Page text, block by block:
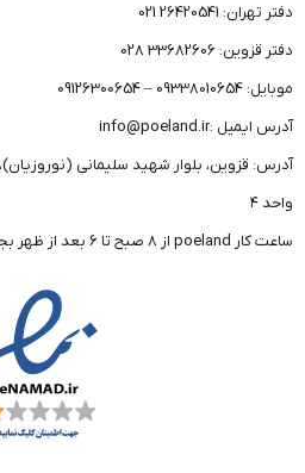
دفتر تهران: 26420541 021
دفتر قزوین: 33682606 028
موبایل: 09338010654 – 09126300654
آدرس ایمیل :info@poeland.ir
واحد ۴
ساعت کار poeland از 8 صبح تا 6 بعد از ظهر بجز ایام تعطیل می باشد.